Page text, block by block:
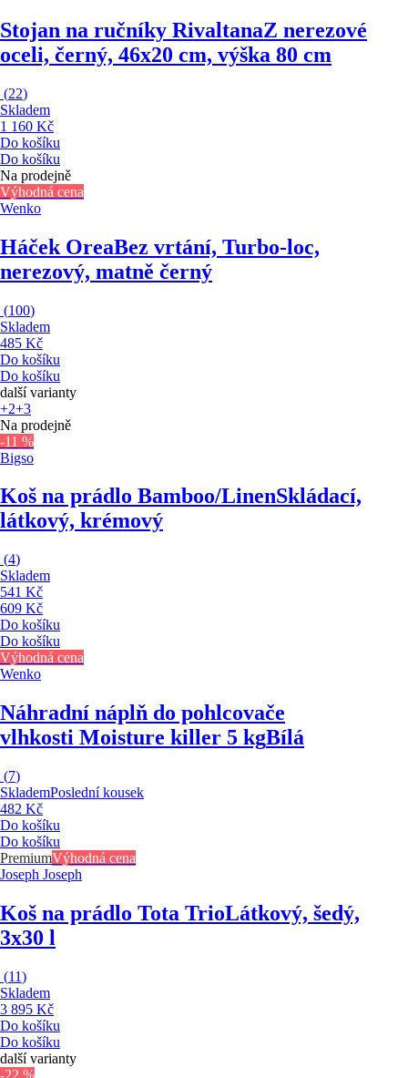
Stojan na ručníky RivaltanaZ nerezové
oceli, černý, 46x20 cm, výška 80 cm
(22)
Skladem
1 160 Kč
Do košíku
Do košíku
Na prodejně
Výhodná cena
Wenko
Háček OreaBez vrtání, Turbo-loc,
nerezový, matně černý
(100)
Skladem
485 Kč
Do košíku
Do košíku
další varianty
+2+3
Na prodejně
-11 %
Bigso
Koš na prádlo Bamboo/LinenSkládací,
látkový, krémový
(4)
Skladem
541 Kč
609 Kč
Do košíku
Do košíku
Výhodná cena
Wenko
Náhradní náplň do pohlcovače
vlhkosti Moisture killer 5 kgBílá
(7)
SklademPoslední kousek
482 Kč
Do košíku
Do košíku
PremiumVýhodná cena
Joseph Joseph
Koš na prádlo Tota TrioLátkový, šedý,
3x30 l
(11)
Skladem
3 895 Kč
Do košíku
Do košíku
další varianty
-22 %